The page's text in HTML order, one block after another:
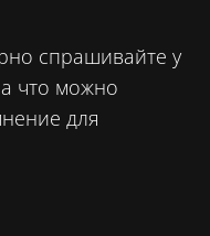
спрашивайте у
что можно
для